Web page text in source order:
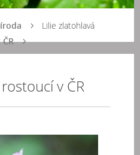
Lilie zlatohlavá
v ČR